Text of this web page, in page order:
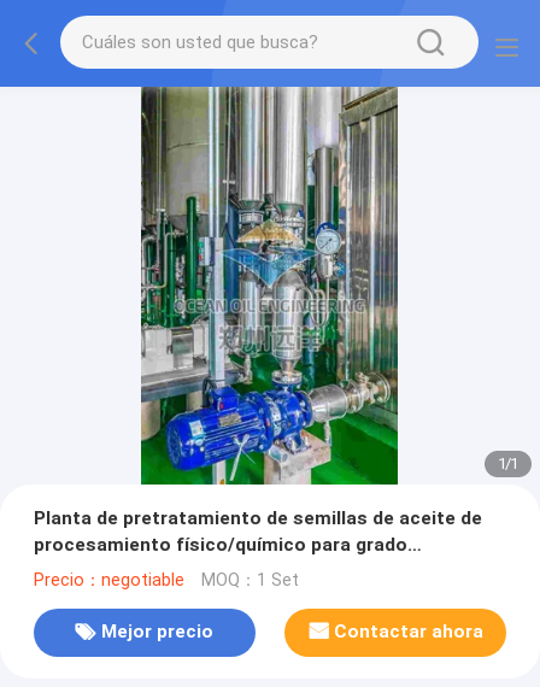
1/1
Planta de pretratamiento de semillas de aceite de
procesamiento físico/químico para grado
totalmente automático
Precio：negotiable MOQ：1 Set
Mejor precio Contactar ahora